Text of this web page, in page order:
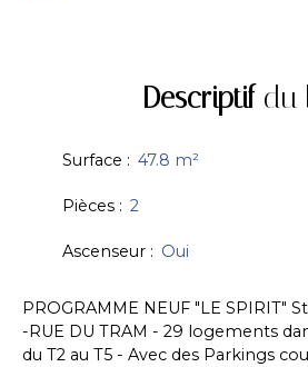
Descriptifdu
Surface : 47.8 m²
Pièces : 2
Ascenseur : Oui
PROGRAMME NEUF "LE SPIRIT"
-RUE DU TRAM - 29 logements
du T2 au T5 - Avec des Parkings